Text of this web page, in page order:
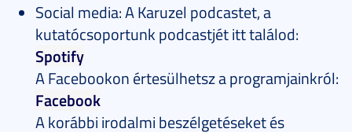
Social media: A Karuzel podcastet, a
kutatócsoportunk podcastjét itt találod:
Spotify
A Facebookon értesülhetsz a programjainkról:
Facebook
A korábbi irodalmi beszélgetéseket és